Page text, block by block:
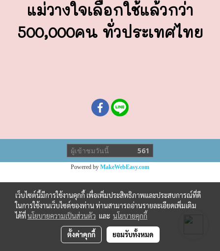
แม่วางใจเลือกใช้แล้วกว่า
500,000คน ทั่วประเทศไทย
ผู้เข้าชมวันนี้ 561
Powered by MakeWebEasy.com
เว็บไซต์นี้มีการใช้งานคุกกี้ เพื่อเพิ่มประสิทธิภาพและประสบการณ์ที่ดี
ในการใช้งานเว็บไซต์ของท่าน ท่านสามารถอ่านรายละเอียดเพิ่มเติม
ได้ที่นโยบายความเป็นส่วนตัว และ นโยบายคุกกี้
ตั้งค่าคุกกี้ ยอมรับทั้งหมด